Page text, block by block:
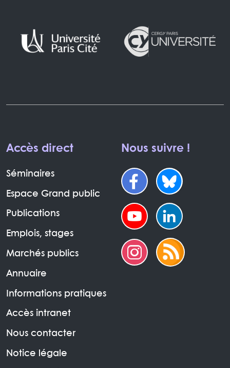
Accès direct
Séminaires
Espace Grand public
Publications
Emplois, stages
Marchés publics
Annuaire
Informations pratiques
Accès intranet
Nous contacter
Notice légale
Nous suivre !